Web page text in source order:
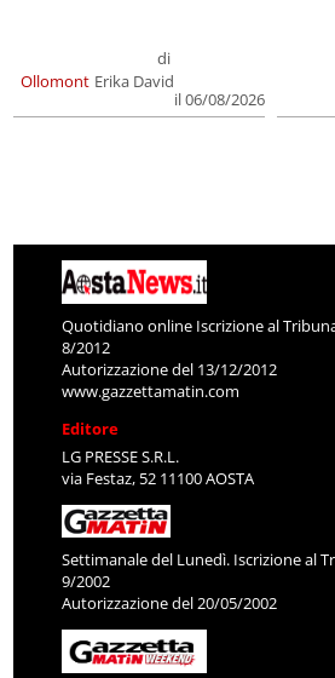
Ollomont
di
Erika David
il 06/08/2026
Quotidiano online Iscrizione al
8/2012
Autorizzazione del 13/12/2012
www.gazzettamatin.com
Editore
LG PRESSE S.R.L.
via Festaz, 52 11100 AOSTA
Settimanale del Lunedì. Iscrizione al
9/2002
Autorizzazione del 20/05/2002